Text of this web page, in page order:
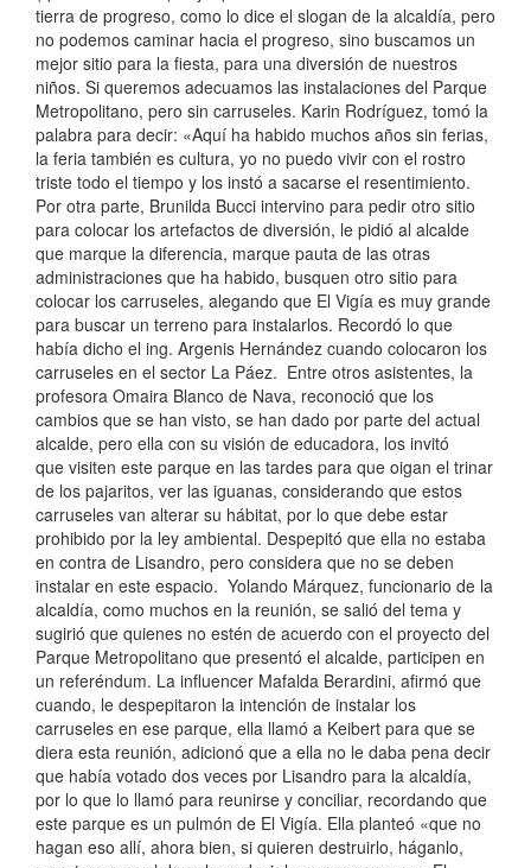
tierra de progreso, como lo dice el slogan de la alcaldía, pero
no podemos caminar hacia el progreso, sino buscamos un
mejor sitio para la fiesta, para una diversión de nuestros
niños. Si queremos adecuamos las instalaciones del Parque
Metropolitano, pero sin carruseles. Karin Rodríguez, tomó la
palabra para decir: «Aquí ha habido muchos años sin ferias,
la feria también es cultura, yo no puedo vivir con el rostro
triste todo el tiempo y los instó a sacarse el resentimiento.
Por otra parte, Brunilda Bucci intervino para pedir otro sitio
para colocar los artefactos de diversión, le pidió al alcalde
que marque la diferencia, marque pauta de las otras
administraciones que ha habido, busquen otro sitio para
colocar los carruseles, alegando que El Vigía es muy grande
para buscar un terreno para instalarlos. Recordó lo que
había dicho el ing. Argenis Hernández cuando colocaron los
carruseles en el sector La Páez. Entre otros asistentes, la
profesora Omaira Blanco de Nava, reconoció que los
cambios que se han visto, se han dado por parte del actual
alcalde, pero ella con su visión de educadora, los invitó
que visiten este parque en las tardes para que oigan el trinar
de los pajaritos, ver las iguanas, considerando que estos
carruseles van alterar su hábitat, por lo que debe estar
prohibido por la ley ambiental. Despepitó que ella no estaba
en contra de Lisandro, pero considera que no se deben
instalar en este espacio. Yolando Márquez, funcionario de la
alcaldía, como muchos en la reunión, se salió del tema y
sugirió que quienes no estén de acuerdo con el proyecto del
Parque Metropolitano que presentó el alcalde, participen en
un referéndum. La influencer Mafalda Berardini, afirmó que
cuando, le despepitaron la intención de instalar los
carruseles en ese parque, ella llamó a Keibert para que se
diera esta reunión, adicionó que a ella no le daba pena decir
que había votado dos veces por Lisandro para la alcaldía,
por lo que lo llamó para reunirse y conciliar, recordando que
este parque es un pulmón de El Vigía. Ella planteó «que no
hagan eso allí, ahora bien, si quieren destruirlo, háganlo,